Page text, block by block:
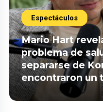
Espectáculos
Mario Hart
problema de
separarse de
encontraron un